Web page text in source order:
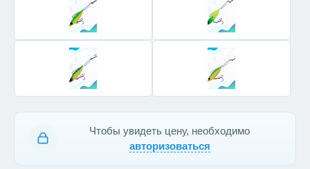
Чтобы увидеть цену, необходимо
авторизоваться